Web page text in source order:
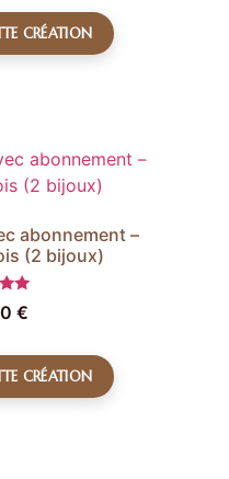
CRÉATION
abonnement –
(2 bijoux)
€
CRÉATION